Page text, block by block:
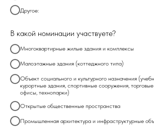
Другое:
В какой номинации участвуете?
Многоквартирные жилые здания и комплексы
Малоэтажные здания (коттеджного типа)
Объект социального и культурного назначения
курортные здания, спортивные сооружения,
офисы, технопарки)
Открытые общественные пространства
Промышленная архитектура и инфраструктурные